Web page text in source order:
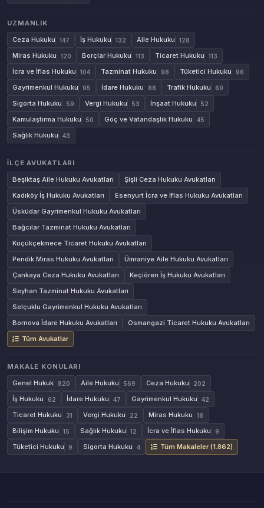
UZMANLIK
Ceza Hukuku
147 İş Hukuku 132 Aile Hukuku 128
Miras Hukuku 120 Borçlar Hukuku 113 Ticaret Hukuku 113
İcra ve İflas Hukuku 104 Tazminat Hukuku 98 Tüketici Hukuku 96
Gayrimenkul Hukuku 95 İdare Hukuku 88 Trafik Hukuku 69
Sigorta Hukuku 59 Vergi Hukuku 53 İnşaat Hukuku 52
Kamulaştırma Hukuku 50 Göç ve Vatandaşlık Hukuku 45
Sağlık Hukuku 43
İLÇE AVUKATLARI
Beşiktaş Aile Hukuku Avukatları
Şişli Ceza Hukuku Avukatları
Kadıköy İş Hukuku Avukatları
Esenyurt İcra ve İflas Hukuku Avukatları
Üsküdar Gayrimenkul Hukuku Avukatları
Bağcılar Tazminat Hukuku Avukatları
Küçükçekmece Ticaret Hukuku Avukatları
Pendik Miras Hukuku Avukatları
Ümraniye Aile Hukuku Avukatları
Çankaya Ceza Hukuku Avukatları
Keçiören İş Hukuku Avukatları
Seyhan Tazminat Hukuku Avukatları
Selçuklu Gayrimenkul Hukuku Avukatları
Bornova İdare Hukuku Avukatları
Osmangazi Ticaret Hukuku Avukatları
Tüm Avukatlar
MAKALE KONULARI
Genel Hukuk
820 Aile Hukuku 569 Ceza Hukuku 202
İş Hukuku 62 İdare Hukuku 47 Gayrimenkul Hukuku 42
Ticaret Hukuku 31 Vergi Hukuku 22 Miras Hukuku 18
Bilişim Hukuku 15 Sağlık Hukuku 12 İcra ve İflas Hukuku 9
Tüketici Hukuku 9 Sigorta Hukuku 4 Tüm Makaleler (1.862)